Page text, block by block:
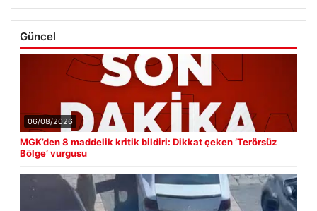
Güncel
06/08/2026
MGK’den 8 maddelik kritik bildiri: Dikkat çeken ‘Terörsüz
Bölge’ vurgusu